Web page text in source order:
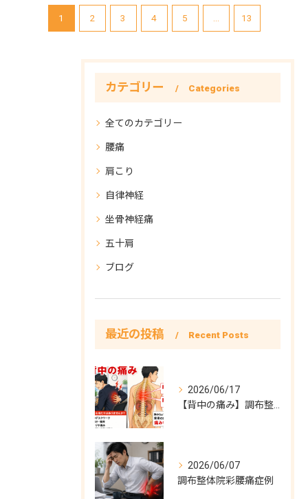
1 2 3 4 5 13
カテゴリー Categories
全てのカテゴリー
腰痛
肩こり
自律神経
坐骨神経痛
五十肩
ブログ
最近の投稿 Recent Posts
2026/06/17
2026/06/07
調布整体院彩腰痛症例